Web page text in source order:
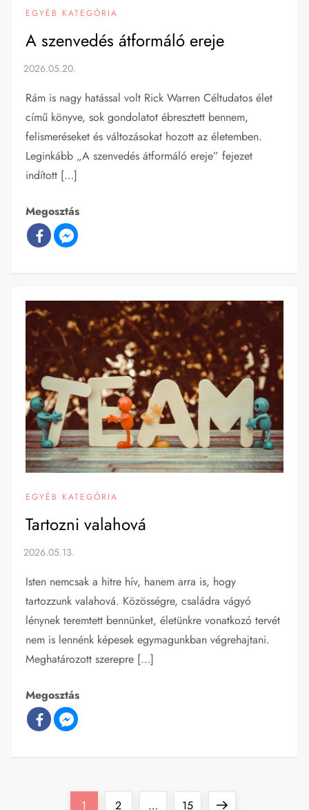
EGYÉB KATEGÓRIA
A szenvedés átformáló ereje
Rám is nagy hatással volt Rick Warren Céltudatos élet
című könyve, sok gondolatot ébresztett bennem,
felismeréseket és változásokat hozott az életemben.
Leginkább „A szenvedés átformáló ereje” fejezet
indított […]
Megosztás
EGYÉB KATEGÓRIA
Tartozni valahová
Isten nemcsak a hitre hív, hanem arra is, hogy
tartozzunk valahová. Közösségre, családra vágyó
lénynek teremtett bennünket, életünkre vonatkozó tervét
nem is lennénk képesek egymagunkban végrehajtani.
Meghatározott szerepre […]
Megosztás
Page
1 Page
2 … Page
15 Next